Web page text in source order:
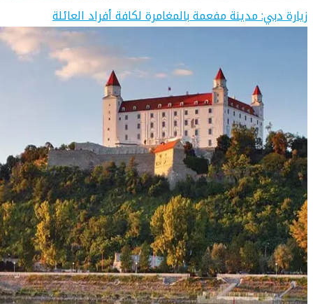
زيارة دبي: مدينة مفعمة بالمغامرة لكافة أفراد العائلة